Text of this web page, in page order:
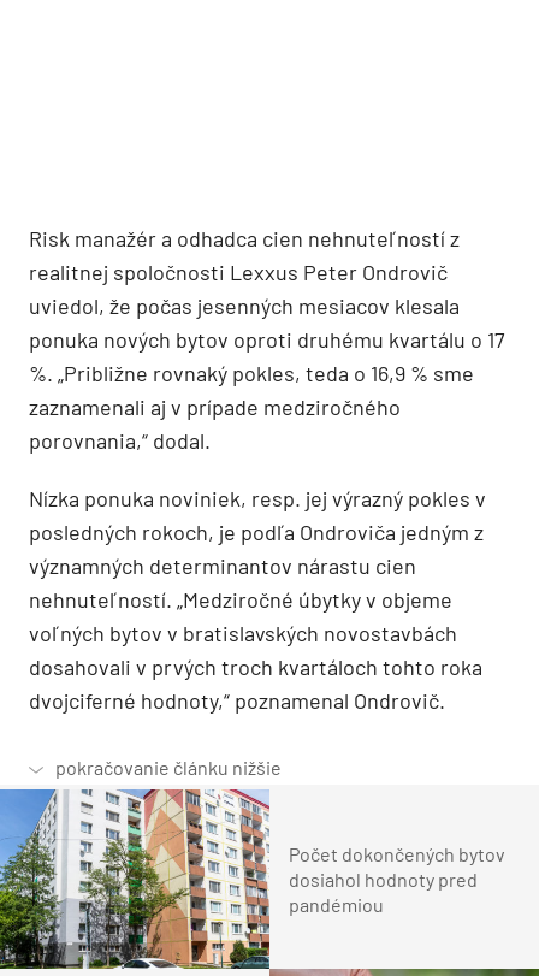
Risk manažér a odhadca cien nehnuteľností z
realitnej spoločnosti Lexxus Peter Ondrovič
uviedol, že počas jesenných mesiacov klesala
ponuka nových bytov oproti druhému kvartálu o 17
%. „Približne rovnaký pokles, teda o 16,9 % sme
zaznamenali aj v prípade medziročného
porovnania,“ dodal.
Nízka ponuka noviniek, resp. jej výrazný pokles v
posledných rokoch, je podľa Ondroviča jedným z
významných determinantov nárastu cien
nehnuteľností. „Medziročné úbytky v objeme
voľných bytov v bratislavských novostavbách
dosahovali v prvých troch kvartáloch tohto roka
dvojciferné hodnoty,“ poznamenal Ondrovič.
Počet dokončených bytov
dosiahol hodnoty pred
pandémiou